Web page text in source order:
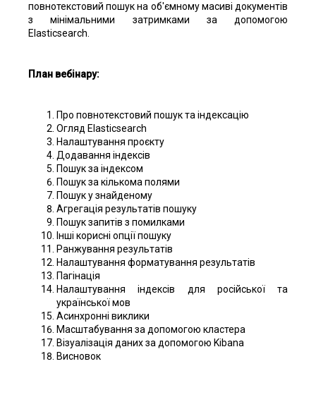
повнотекстовий пошук на об'ємному масиві документів
з мінімальними затримками за допомогою
Elasticsearch.
План вебінару:
Про повнотекстовий пошук та індексацію
Огляд Elasticsearch
Налаштування проєкту
Додавання індексів
Пошук за індексом
Пошук за кількома полями
Пошук у знайденому
Агрегація результатів пошуку
Пошук запитів з помилками
Інші корисні опції пошуку
Ранжування результатів
Налаштування форматування результатів
Пагінація
Налаштування індексів для російської та
української мов
Асинхронні виклики
Масштабування за допомогою кластера
Візуалізація даних за допомогою Kibana
Висновок